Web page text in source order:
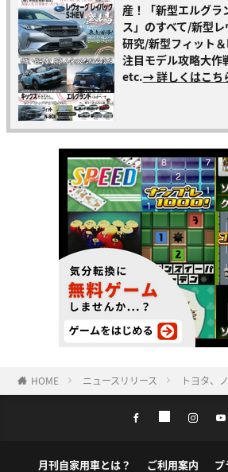
産！「新型エルグラ
ス」のすべて/新型
研究/新型フィット
注目モデル攻略大作
etc.→ 詳しくはこち
HOME ニュースリリース トヨタ、
月刊自家用車とは？ ご利用案内 プ